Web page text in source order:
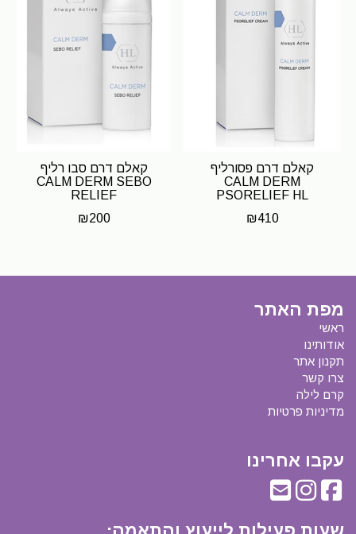
קאלם דרם פסורליף
CALM DERM
PSORELIEF HL
₪410
קאלם דרם סבו רליף
CALM DERM SEBO
RELIEF
₪200
מפת האתר
ראשי
אודותינו
תקנון אתר
צרו קשר
קרם לילה
מדיניות פרטיות
עקבו אחרינו